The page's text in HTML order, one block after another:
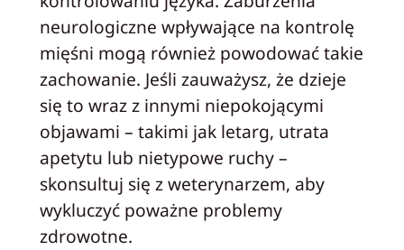
neurologiczne wpływające na kontrolę
mięśni mogą również powodować takie
zachowanie. Jeśli zauważysz, że dzieje
się to wraz z innymi niepokojącymi
objawami – takimi jak letarg, utrata
apetytu lub nietypowe ruchy –
skonsultuj się z weterynarzem, aby
wykluczyć poważne problemy
zdrowotne.